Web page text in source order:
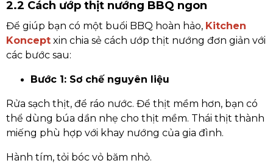
2.2 Cách ướp thịt nướng BBQ ngon
Để giúp bạn có một buổi BBQ hoàn hảo, Kitchen
Koncept xin chia sẻ cách ướp thịt nướng đơn giản với
các bước sau:
Bước 1: Sơ chế nguyên liệu
Rửa sạch thịt, để ráo nước. Để thịt mềm hơn, bạn có
thể dùng búa dần nhẹ cho thịt mềm. Thái thịt thành
miếng phù hợp với khay nướng của gia đình.
Hành tím, tỏi bóc vỏ băm nhỏ.